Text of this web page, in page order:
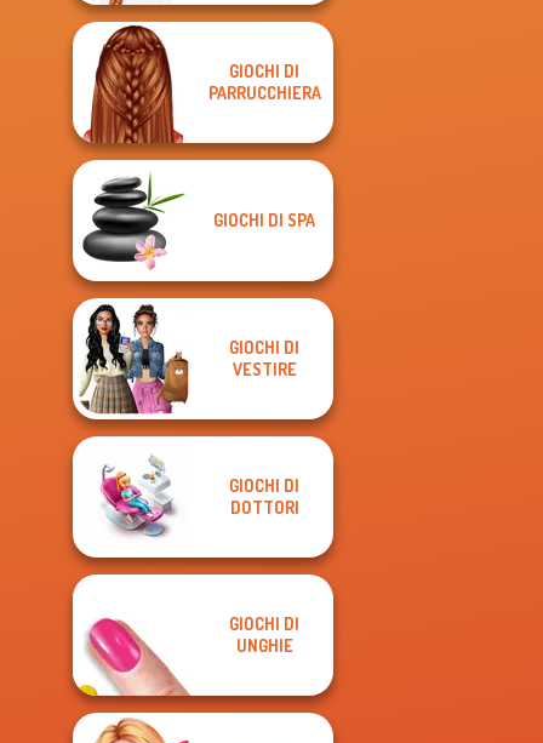
GIOCHI DI
PARRUCCHIERA
GIOCHI DI SPA
GIOCHI DI
VESTIRE
GIOCHI DI
DOTTORI
GIOCHI DI
UNGHIE